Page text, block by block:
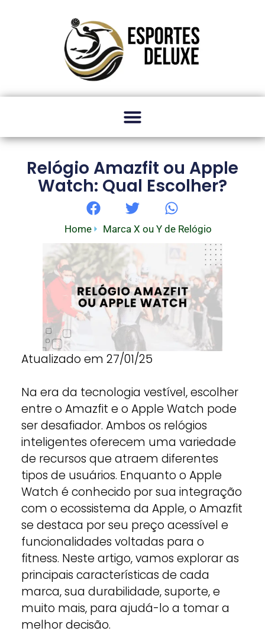
Relógio Amazfit ou Apple
Watch: Qual Escolher?
Home Marca X ou Y de Relógio
Atualizado em 27/01/25
Na era da tecnologia vestível, escolher
entre o Amazfit e o Apple Watch pode
ser desafiador. Ambos os relógios
inteligentes oferecem uma variedade
de recursos que atraem diferentes
tipos de usuários. Enquanto o Apple
Watch é conhecido por sua integração
com o ecossistema da Apple, o Amazfit
se destaca por seu preço acessível e
funcionalidades voltadas para o
fitness. Neste artigo, vamos explorar as
principais características de cada
marca, sua durabilidade, suporte, e
muito mais, para ajudá-lo a tomar a
melhor decisão.